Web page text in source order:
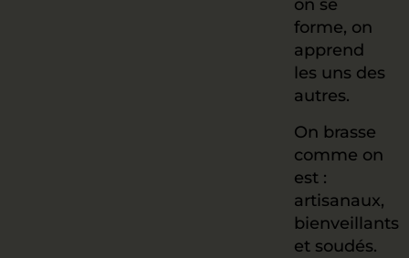
on se
forme, on
apprend
les uns des
autres.
On brasse
comme on
est :
artisanaux,
bienveillants
et soudés.